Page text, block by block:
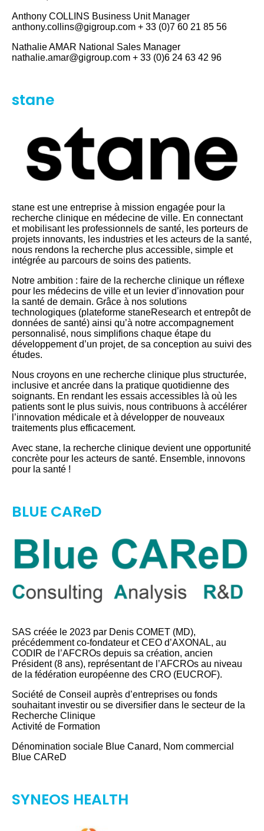
Anthony COLLINS Business Unit Manager
anthony.collins@gigroup.com + 33 (0)7 60 21 85 56
Nathalie AMAR National Sales Manager
nathalie.amar@gigroup.com + 33 (0)6 24 63 42 96
stane
stane est une entreprise à mission engagée pour la
recherche clinique en médecine de ville. En connectant
et mobilisant les professionnels de santé, les porteurs de
projets innovants, les industries et les acteurs de la santé,
nous rendons la recherche plus accessible, simple et
intégrée au parcours de soins des patients.
Notre ambition : faire de la recherche clinique un réflexe
pour les médecins de ville et un levier d’innovation pour
la santé de demain. Grâce à nos solutions
technologiques (plateforme staneResearch et entrepôt de
données de santé) ainsi qu’à notre accompagnement
personnalisé, nous simplifions chaque étape du
développement d’un projet, de sa conception au suivi des
études.
Nous croyons en une recherche clinique plus structurée,
inclusive et ancrée dans la pratique quotidienne des
soignants. En rendant les essais accessibles là où les
patients sont le plus suivis, nous contribuons à accélérer
l’innovation médicale et à développer de nouveaux
traitements plus efficacement.
Avec stane, la recherche clinique devient une opportunité
concrète pour les acteurs de santé. Ensemble, innovons
pour la santé !
BLUE CAReD
SAS créée le 2023 par Denis COMET (MD),
précédemment co-fondateur et CEO d’AXONAL, au
CODIR de l’AFCROs depuis sa création, ancien
Président (8 ans), représentant de l’AFCROs au niveau
de la fédération européenne des CRO (EUCROF).
Société de Conseil auprès d’entreprises ou fonds
souhaitant investir ou se diversifier dans le secteur de la
Recherche Clinique
Activité de Formation
Dénomination sociale Blue Canard, Nom commercial
Blue CAReD
SYNEOS HEALTH